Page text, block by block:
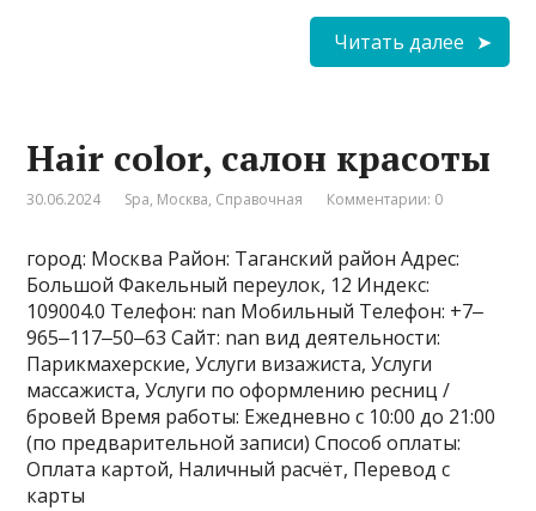
Читать далее
Hair color, салон красоты
30.06.2024 Spa, Москва, Справочная Комментарии: 0
город: Москва Район: Таганский район Адрес:
Большой Факельный переулок, 12 Индекс:
109004.0 Телефон: nan Мобильный Телефон: +7‒
965‒117‒50‒63 Сайт: nan вид деятельности:
Парикмахерские, Услуги визажиста, Услуги
массажиста, Услуги по оформлению ресниц /
бровей Время работы: Ежедневно с 10:00 до 21:00
(по предварительной записи) Способ оплаты:
Оплата картой, Наличный расчёт, Перевод с
карты